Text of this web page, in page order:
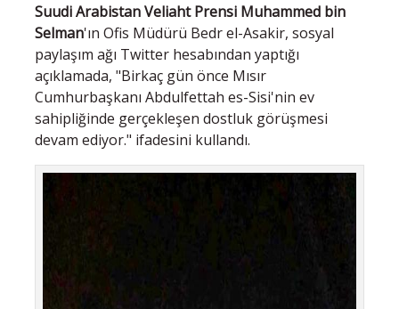
Suudi Arabistan Veliaht Prensi Muhammed bin
Selman'ın Ofis Müdürü Bedr el-Asakir, sosyal
paylaşım ağı Twitter hesabından yaptığı
açıklamada, "Birkaç gün önce Mısır
Cumhurbaşkanı Abdulfettah es-Sisi'nin ev
sahipliğinde gerçekleşen dostluk görüşmesi
devam ediyor." ifadesini kullandı.